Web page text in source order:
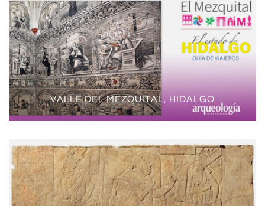
VALLE DEL MEZQUITAL, HIDALGO